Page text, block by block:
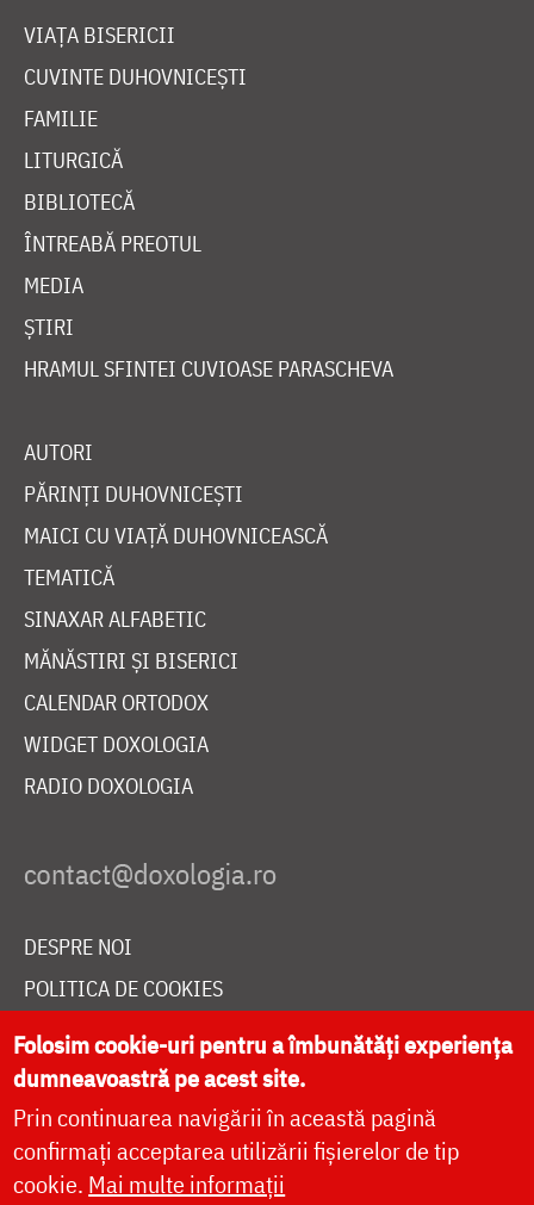
VIAȚA BISERICII
CUVINTE DUHOVNICEȘTI
FAMILIE
LITURGICĂ
BIBLIOTECĂ
ÎNTREABĂ PREOTUL
MEDIA
ȘTIRI
HRAMUL SFINTEI CUVIOASE PARASCHEVA
AUTORI
PĂRINȚI DUHOVNICEȘTI
MAICI CU VIAȚĂ DUHOVNICEASCĂ
TEMATICĂ
SINAXAR ALFABETIC
MĂNĂSTIRI ȘI BISERICI
CALENDAR ORTODOX
WIDGET DOXOLOGIA
RADIO DOXOLOGIA
DESPRE NOI
POLITICA DE COOKIES
DONEAZĂ ONLINE PENTRU CATEDRALA NAȚIONALĂ
LIVE
Folosim cookie-uri pentru a îmbunătăți experiența
dumneavoastră pe acest site.
Prin continuarea navigării în această pagină
confirmați acceptarea utilizării fișierelor de tip
cookie. Mai multe informații